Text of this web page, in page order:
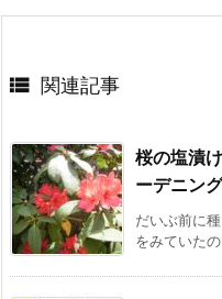
 関連記事
桜の塩漬
ーデニング
だいぶ前に
をみていた